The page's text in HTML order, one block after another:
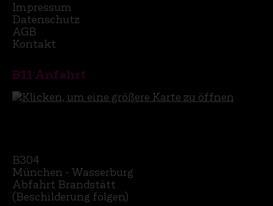
Impressum
Datenschutz
AGB
Kontakt
B11 Anfahrt
B304
München - Wasserburg
Abfahrt Brandstätt
(Beschilderung folgen)